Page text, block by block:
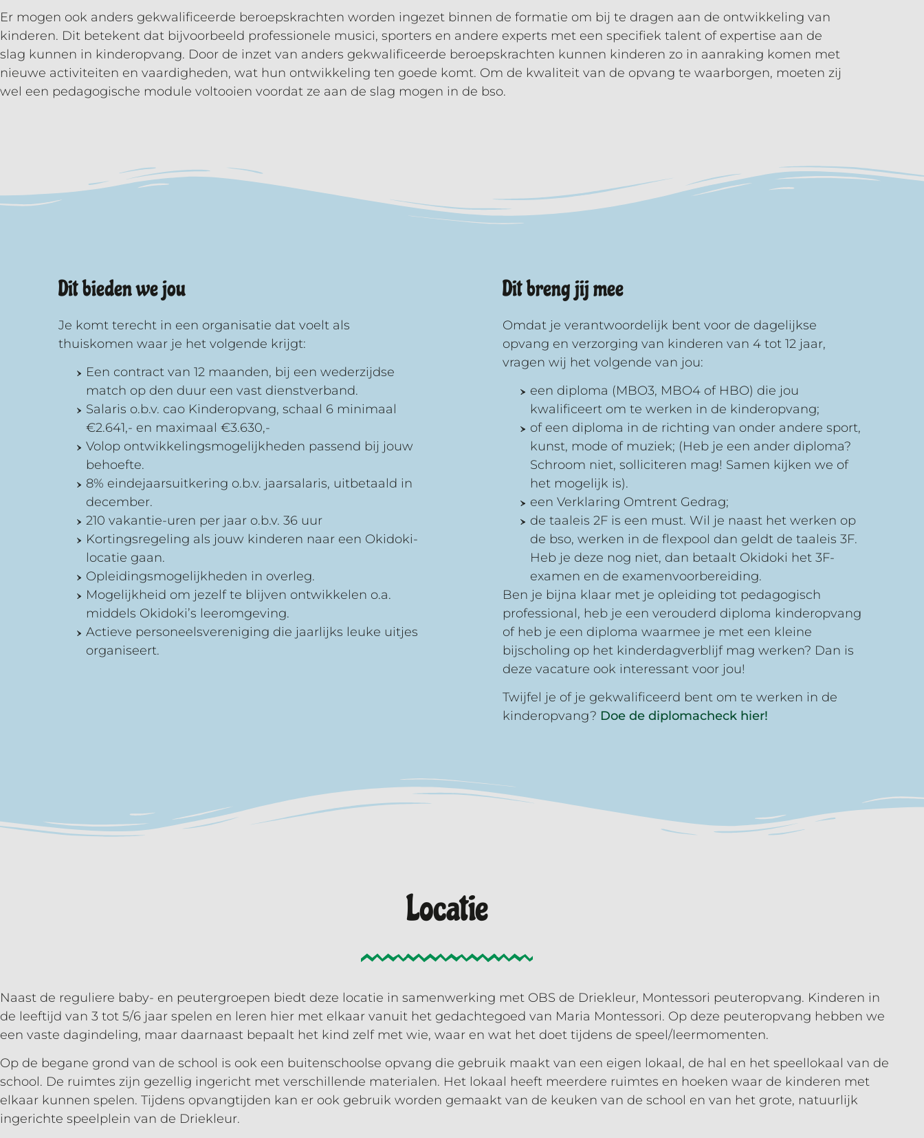
Er mogen ook anders gekwalificeerde beroepskrachten worden ingezet binnen de formatie om bij te dragen aan de ontwikkeling van
kinderen. Dit betekent dat bijvoorbeeld professionele musici, sporters en andere experts met een specifiek talent of expertise aan de
slag kunnen in kinderopvang. Door de inzet van anders gekwalificeerde beroepskrachten kunnen kinderen zo in aanraking komen met
nieuwe activiteiten en vaardigheden, wat hun ontwikkeling ten goede komt. Om de kwaliteit van de opvang te waarborgen, moeten zij
wel een pedagogische module voltooien voordat ze aan de slag mogen in de bso.
Dit bieden we jou
Je komt terecht in een organisatie dat voelt als
thuiskomen waar je het volgende krijgt:
Een contract van 12 maanden, bij een wederzijdse
match op den duur een vast dienstverband.
Salaris o.b.v. cao Kinderopvang, schaal 6 minimaal
€2.641,- en maximaal €3.630,-
Volop ontwikkelingsmogelijkheden passend bij jouw
behoefte.
8% eindejaarsuitkering o.b.v. jaarsalaris, uitbetaald in
december.
210 vakantie-uren per jaar o.b.v. 36 uur
Kortingsregeling als jouw kinderen naar een Okidoki-
locatie gaan.
Opleidingsmogelijkheden in overleg.
Mogelijkheid om jezelf te blijven ontwikkelen o.a.
middels Okidoki’s leeromgeving.
Actieve personeelsvereniging die jaarlijks leuke uitjes
organiseert.
Dit breng jij mee
Omdat je verantwoordelijk bent voor de dagelijkse
opvang en verzorging van kinderen van 4 tot 12 jaar,
vragen wij het volgende van jou:
een diploma (MBO3, MBO4 of HBO) die jou
kwalificeert om te werken in de kinderopvang;
of een diploma in de richting van onder andere sport,
kunst, mode of muziek; (Heb je een ander diploma?
Schroom niet, solliciteren mag! Samen kijken we of
het mogelijk is).
een Verklaring Omtrent Gedrag;
de taaleis 2F is een must. Wil je naast het werken op
de bso, werken in de flexpool dan geldt de taaleis 3F.
Heb je deze nog niet, dan betaalt Okidoki het 3F-
examen en de examenvoorbereiding.
Ben je bijna klaar met je opleiding tot pedagogisch
professional, heb je een verouderd diploma kinderopvang
of heb je een diploma waarmee je met een kleine
bijscholing op het kinderdagverblijf mag werken? Dan is
deze vacature ook interessant voor jou!
Twijfel je of je gekwalificeerd bent om te werken in de
kinderopvang? Doe de diplomacheck hier!
Locatie
Naast de reguliere baby- en peutergroepen biedt deze locatie in samenwerking met OBS de Driekleur, Montessori peuteropvang. Kinderen in
de leeftijd van 3 tot 5/6 jaar spelen en leren hier met elkaar vanuit het gedachtegoed van Maria Montessori. Op deze peuteropvang hebben we
een vaste dagindeling, maar daarnaast bepaalt het kind zelf met wie, waar en wat het doet tijdens de speel/leermomenten.
Op de begane grond van de school is ook een buitenschoolse opvang die gebruik maakt van een eigen lokaal, de hal en het speellokaal van de
school. De ruimtes zijn gezellig ingericht met verschillende materialen. Het lokaal heeft meerdere ruimtes en hoeken waar de kinderen met
elkaar kunnen spelen. Tijdens opvangtijden kan er ook gebruik worden gemaakt van de keuken van de school en van het grote, natuurlijk
ingerichte speelplein van de Driekleur.